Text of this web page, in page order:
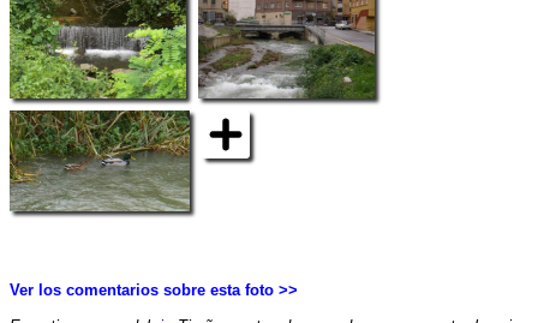
Ver los comentarios sobre esta foto >>